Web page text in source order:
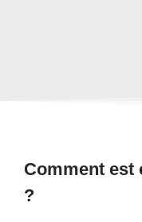
Comment est
?